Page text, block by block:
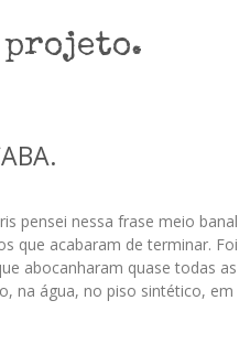
projeto.
pensei nessa frase meio banal
que acabaram de terminar. Foi
abocanharam quase todas as
na água, no piso sintético, em